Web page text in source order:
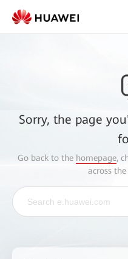
Sorry, the page
Go back to the homepage,
across